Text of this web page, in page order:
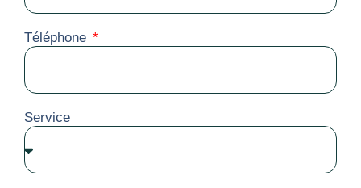
Téléphone
Service